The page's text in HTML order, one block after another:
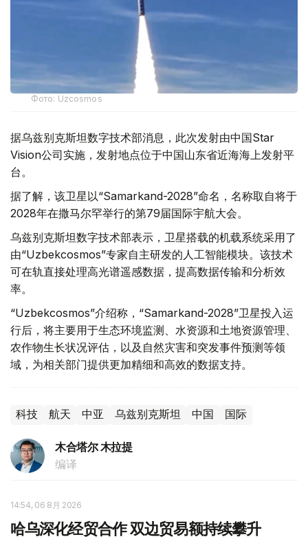
Фото: Uzcosmos
据乌兹别克斯坦数字技术部消息，此次发射由中国Star
Vision公司实施，发射地点位于中国山东省近海海上发射平
台。
据了解，该卫星以“Samarkand-2028”命名，名称取自将于
2028年在撒马尔罕举行的第79届国际宇航大会。
乌兹别克斯坦数字技术部表示，卫星搭载的机载系统采用了
由“Uzbekcosmos”专家自主研发的人工智能模块。该技术
可在轨直接处理高光谱遥感数据，提高数据传输和分析效
率。
“Uzbekcosmos”介绍称，“Samarkand-2028”卫星投入运
行后，将主要用于生态环境监测、水资源和土地资源管理、
农作物生长状况评估，以及自然灾害和突发事件预测等领
域，为相关部门提供更加精细和高效的数据支持。
科技 航天 中亚 乌兹别克斯坦 中国 国际
木合塔尔 木拉提
编译
14:54, 06 8月 2026
哈乌深化经贸合作 双边贸易额持续攀升